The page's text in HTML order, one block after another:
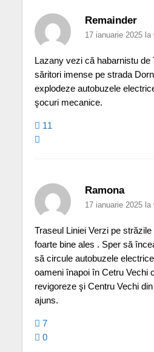
Remainder
17 ianuarie 2025 la
Lazany vezi că habarnistu de
săritori imense pe strada
explodeze autobuzele
şocuri mecanice.
11
Ramona
17 ianuarie 2025 la
Traseul Liniei Verzi pe
foarte bine ales . Sper să
să circule autobuzele
oameni înapoi în Cetru Vechi
revigoreze şi Centru Vechi
ajuns.
7
0